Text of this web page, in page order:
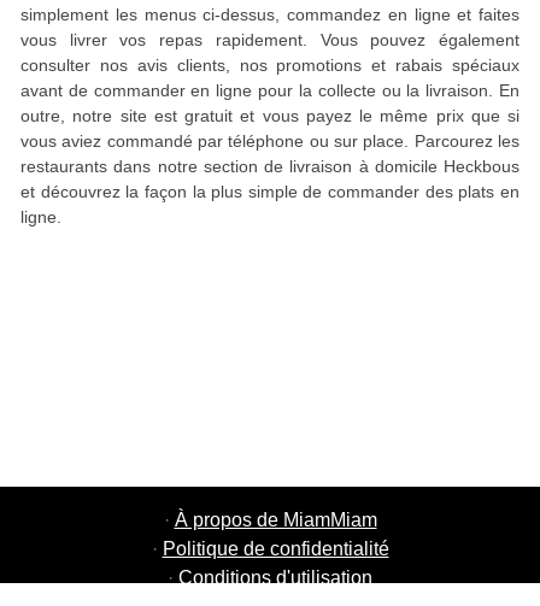
simplement les menus ci-dessus, commandez en ligne et faites
vous livrer vos repas rapidement. Vous pouvez également
consulter nos avis clients, nos promotions et rabais spéciaux
avant de commander en ligne pour la collecte ou la livraison. En
outre, notre site est gratuit et vous payez le même prix que si
vous aviez commandé par téléphone ou sur place. Parcourez les
restaurants dans notre section de livraison à domicile Heckbous
et découvrez la façon la plus simple de commander des plats en
ligne.
· À propos de MiamMiam
· Politique de confidentialité
· Conditions d'utilisation